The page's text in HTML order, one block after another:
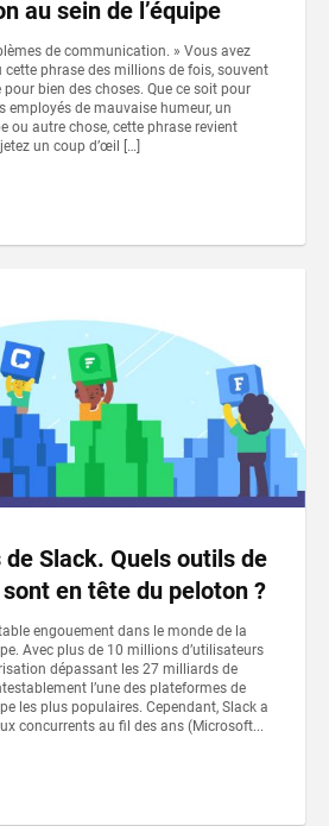
au sein de l’équipe
de communication. » Vous avez
phrase des millions de fois, souvent
bien des choses. Que ce soit pour
employés de mauvaise humeur, un
ou autre chose, cette phrase revient
un coup d’œil […]
Slack. Quels outils de
sont en tête du peloton ?
engouement dans le monde de la
Avec plus de 10 millions d’utilisateurs
dépassant les 27 milliards de
l’une des plateformes de
les plus populaires. Cependant, Slack a
concurrents au fil des ans (Microsoft...